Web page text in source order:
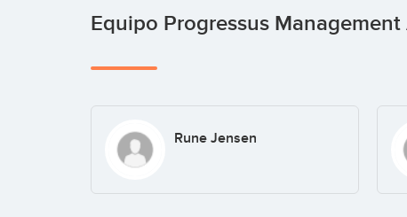
Equipo Progressus Management
Rune Jensen